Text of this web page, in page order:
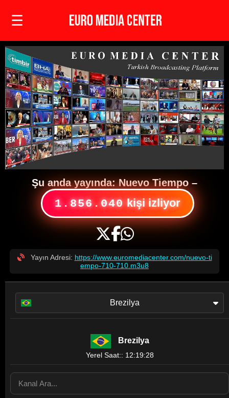
☰
Şu anda yayında:Nuevo Tiempo–
1.856.040kişi izliyor
Yayın Adresi: https://www.euromediacenter.com/nuevo-ti
empo-710-710.m3u8
Brezilya
Brezilya
Yerel Saat:: 12:19:28